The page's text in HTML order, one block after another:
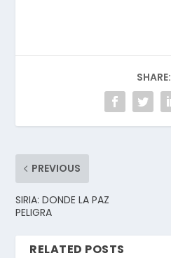
SHARE:
PREVIOUS
SIRIA: DONDE LA PAZ
PELIGRA
RELATED POSTS